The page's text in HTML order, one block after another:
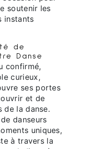
soutenir les
instants
de
Danse
confirmé,
curieux,
ses portes
et de
de la danse.
danseurs
uniques,
à travers la